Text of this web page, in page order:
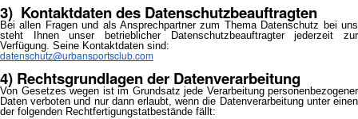
3) Kontaktdaten des Datenschutzbeauftragten
Bei allen Fragen und als Ansprechpartner zum Thema Datenschutz bei uns
steht Ihnen unser betrieblicher Datenschutzbeauftragter jederzeit zur
Verfügung. Seine Kontaktdaten sind:
datenschutz@urbansportsclub.com
4) Rechtsgrundlagen der Datenverarbeitung
Von Gesetzes wegen ist im Grundsatz jede Verarbeitung personenbezogener
Daten verboten und nur dann erlaubt, wenn die Datenverarbeitung unter einen
der folgenden Rechtfertigungstatbestände fällt: